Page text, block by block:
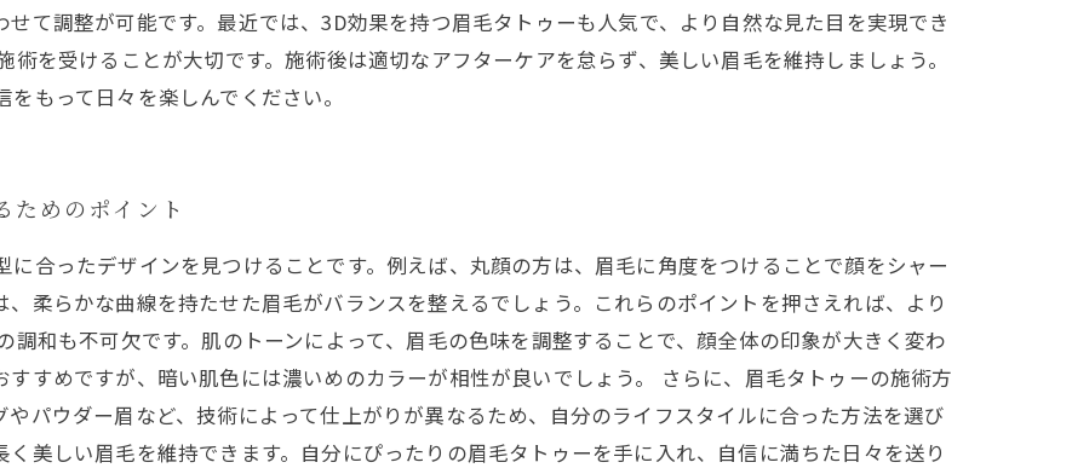
て調整が可能です。最近では、3D効果を持つ眉毛タトゥーも人気で、より自然な見た目を実現でき
を受けることが大切です。施術後は適切なアフターケアを怠らず、美しい眉毛を維持しましょう。
もって日々を楽しんでください。
ためのポイント
合ったデザインを見つけることです。例えば、丸顔の方は、眉毛に角度をつけることで顔をシャー
柔らかな曲線を持たせた眉毛がバランスを整えるでしょう。これらのポイントを押さえれば、より
調和も不可欠です。肌のトーンによって、眉毛の色味を調整することで、顔全体の印象が大きく変わ
すめですが、暗い肌色には濃いめのカラーが相性が良いでしょう。 さらに、眉毛タトゥーの施術方
パウダー眉など、技術によって仕上がりが異なるため、自分のライフスタイルに合った方法を選び
美しい眉毛を維持できます。自分にぴったりの眉毛タトゥーを手に入れ、自信に満ちた日々を送り